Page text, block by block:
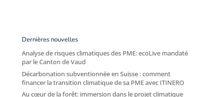
Dernières nouvelles
Analyse de risques climatiques des PME: ecoLive mandaté
par le Canton de Vaud
Décarbonation subventionnée en Suisse : comment
financer la transition climatique de sa PME avec ITINERO
Au cœur de la forêt: immersion dans le projet climatique